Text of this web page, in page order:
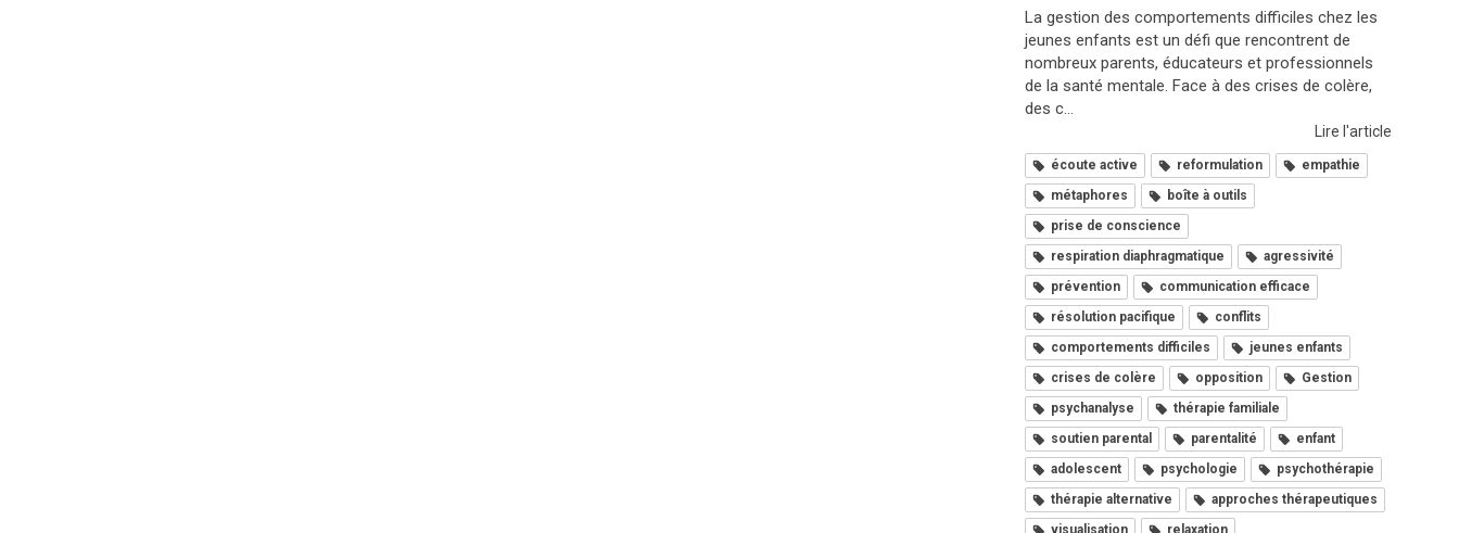
La gestion des comportements difficiles chez les
jeunes enfants est un défi que rencontrent de
nombreux parents, éducateurs et professionnels
de la santé mentale. Face à des crises de colère,
des c...
Lire l'article
écoute active reformulation
empathie
métaphores
boîte à outils
prise de conscience
respiration diaphragmatique
agressivité
prévention
communication efficace
résolution pacifique
conflits
comportements difficiles
jeunes enfants
crises de colère
opposition
Gestion
psychanalyse
thérapie familiale
soutien parental
parentalité
enfant
adolescent
psychologie
psychothérapie
thérapie alternative
approches thérapeutiques